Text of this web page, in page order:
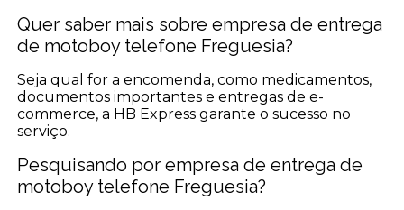
Quer saber mais sobre empresa de entrega
de motoboy telefone Freguesia?
Seja qual for a encomenda, como medicamentos,
documentos importantes e entregas de e-
commerce, a HB Express garante o sucesso no
serviço.
Pesquisando por empresa de entrega de
motoboy telefone Freguesia?